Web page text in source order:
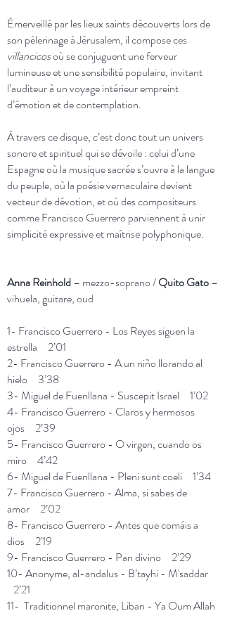
Émerveillé par les lieux saints découverts lors de
son pèlerinage à Jérusalem, il compose ces
villancicosoù se conjuguent une ferveur
lumineuse et une sensibilité populaire, invitant
l’auditeur à un voyage intérieur empreint
d’émotion et de contemplation.
À travers ce disque, c’est donc tout un univers
sonore et spirituel qui se dévoile : celui d’une
Espagne où la musique sacrée s’ouvre à la langue
du peuple, où la poésie vernaculaire devient
vecteur de dévotion, et où des compositeurs
comme Francisco Guerrero parviennent à unir
simplicité expressive et maîtrise polyphonique.
Anna Reinhold – mezzo-soprano /Quito Gato –
vihuela, guitare, oud
1- Francisco Guerrero - Los Reyes siguen la
estrella 2’01
2- Francisco Guerrero - A un niño llorando al
hielo 3’38
3- Miguel de Fuenllana - Suscepit Israel 1’02
4- Francisco Guerrero - Claros y hermosos
ojos 2’39
5- Francisco Guerrero - O virgen, cuando os
miro 4’42
6- Miguel de Fuenllana - Pleni sunt coeli 1’34
7- Francisco Guerrero - Alma, si sabes de
amor 2’02
8- Francisco Guerrero - Antes que comáis a
dios 2'19
9- Francisco Guerrero - Pan divino 2’29
10- Anonyme, al-andalus - B’tayhi - M'saddar
2’21
11- Traditionnel maronite, Liban - Ya Oum Allah